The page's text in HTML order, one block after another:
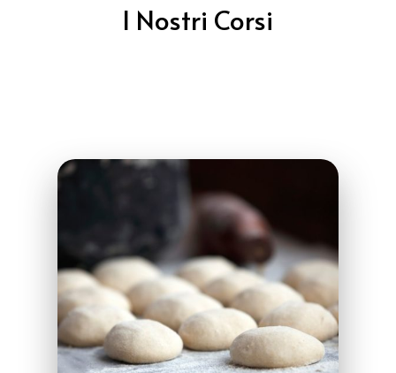
I Nostri Corsi